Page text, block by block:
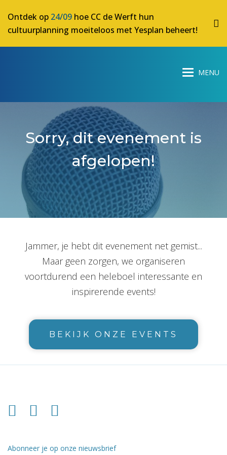
Ontdek op 24/09 hoe CC de Werft hun
cultuurplanning moeiteloos met Yesplan beheert!
Sorry, dit evenement is
afgelopen!
Jammer, je hebt dit evenement net gemist...
Maar geen zorgen, we organiseren
voortdurend een heleboel interessante en
inspirerende events!
BEKIJK ONZE EVENTS
Abonneer je op onze nieuwsbrief